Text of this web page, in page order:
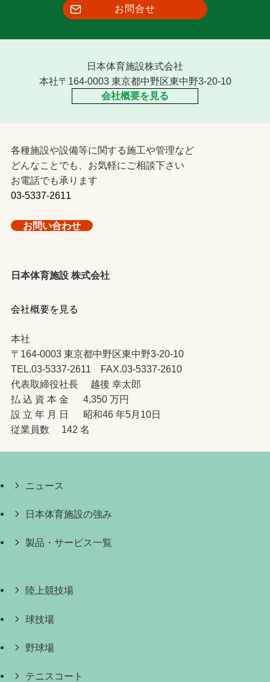
お問合せ
日本体育施設株式会社
本社〒164-0003 東京都中野区東中野3-20-10
会社概要を見る
各種施設や設備等に関する施工や管理など
どんなことでも、お気軽にご相談下さい
お電話でも承ります
03-5337-2611
お問い合わせ
日本体育施設 株式会社
会社概要を見る
本社
〒164-0003 東京都中野区東中野3-20-10
TEL.03-5337-2611 FAX.03-5337-2610
代表取締役社長 越後 幸太郎
払 込 資 本 金 4,350 万円
設 立 年 月 日 昭和46 年5月10日
従業員数 142 名
ニュース
日本体育施設の強み
製品・サービス一覧
陸上競技場
球技場
野球場
テニスコート